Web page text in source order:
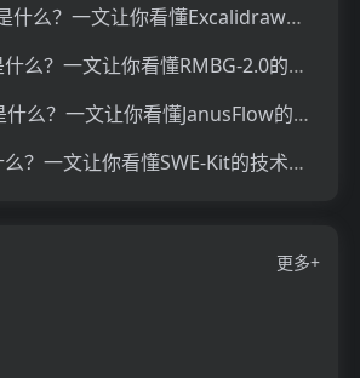
Excalidraw是什么？一文让你看懂Excalidraw的技术原理、主要功能、应用场景
RMBG-2.0是什么？一文让你看懂RMBG-2.0的技术原理、主要功能、应用场景
JanusFlow是什么？一文让你看懂JanusFlow的技术原理、主要功能、应用场景
SWE-Kit是什么？一文让你看懂SWE-Kit的技术原理、主要功能、应用场景
更多+